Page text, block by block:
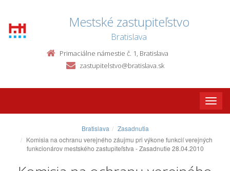
Mestské zastupiteľstvo
Bratislava
Primaciálne námestie č. 1, Bratislava
zastupitelstvo@bratislava.sk
Toggle
Bratislava
Zasadnutia
Komisia na ochranu verejného záujmu pri výkone funkcií verejných
funkcionárov mestského zastupiteľstva - Zasadnutie 28.04.2010